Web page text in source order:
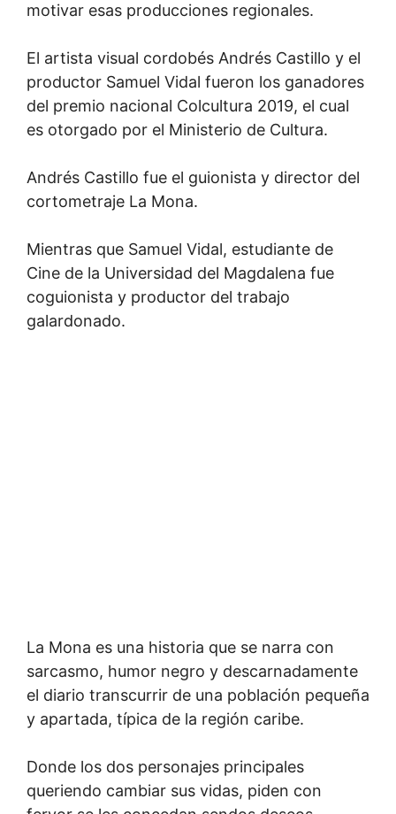
motivar esas producciones regionales.
El artista visual cordobés Andrés Castillo y el
productor Samuel Vidal fueron los ganadores
del premio nacional Colcultura 2019, el cual
es otorgado por el Ministerio de Cultura.
Andrés Castillo fue el guionista y director del
cortometraje La Mona.
Mientras que Samuel Vidal, estudiante de
Cine de la Universidad del Magdalena fue
coguionista y productor del trabajo
galardonado.
La Mona es una historia que se narra con
sarcasmo, humor negro y descarnadamente
el diario transcurrir de una población pequeña
y apartada, típica de la región caribe.
Donde los dos personajes principales
queriendo cambiar sus vidas, piden con